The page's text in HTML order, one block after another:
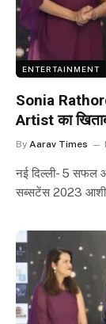
ENTERTAINMENT
Sonia
Artist का
By Aarav Times
नई दिल्ली- 5 सफल
सब्सटेंस 2023